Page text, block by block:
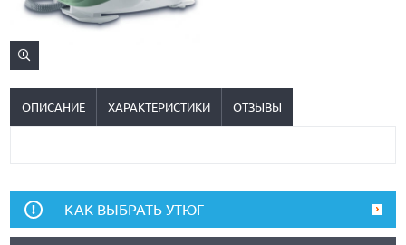
ОПИСАНИЕ ХАРАКТЕРИСТИКИ ОТЗЫВЫ
КАК ВЫБРАТЬ УТЮГ